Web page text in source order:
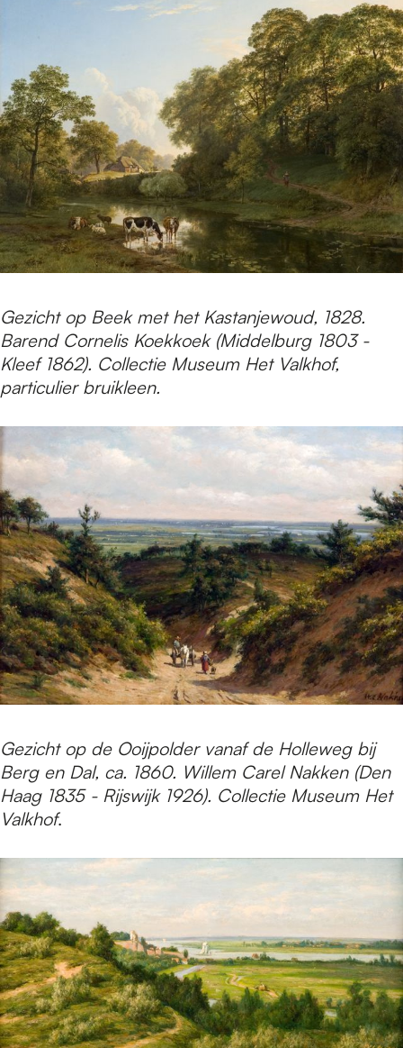
Gezicht op Beek met het Kastanjewoud, 1828.
Barend Cornelis Koekkoek (Middelburg 1803 -
Kleef 1862). Collectie Museum Het Valkhof,
particulier bruikleen.
Gezicht op de Ooijpolder vanaf de Holleweg bij
Berg en Dal, ca. 1860. Willem Carel Nakken (Den
Haag 1835 - Rijswijk 1926). Collectie Museum Het
Valkhof.